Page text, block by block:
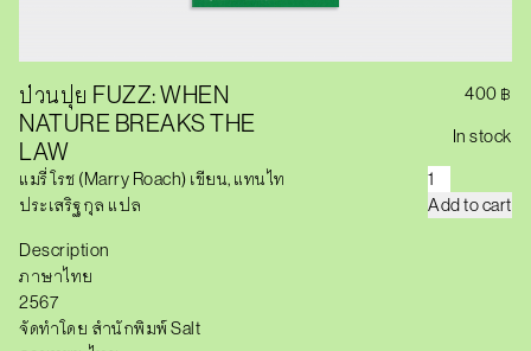
ป่วนปุย FUZZ: WHEN
NATURE BREAKS THE
LAW
แมรี่ โรช (Marry Roach) เขียน, แทนไท
ประเสริฐกุล แปล
400 ฿
In stock
ป่
ว
น
Add to cart
Description
ภาษาไทย
2567
จัดทำโดย สำนักพิมพ์ Salt